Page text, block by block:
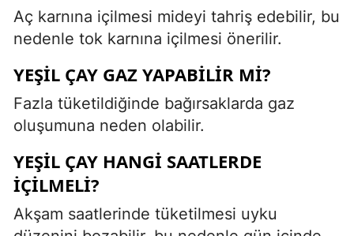
Aç karnına içilmesi mideyi tahriş edebilir, bu
nedenle tok karnına içilmesi önerilir.
YEŞIL ÇAY GAZ YAPABILIR MI?
Fazla tüketildiğinde bağırsaklarda gaz
oluşumuna neden olabilir.
YEŞIL ÇAY HANGI SAATLERDE
İÇILMELI?
Akşam saatlerinde tüketilmesi uyku